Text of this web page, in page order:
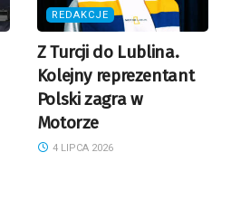
REDAKCJE
Z Turcji do Lublina.
Kolejny reprezentant
Polski zagra w
Motorze
4 LIPCA 2026